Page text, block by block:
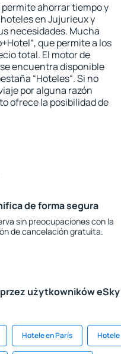
permite ahorrar tiempo y
en Jujurieux y
necesidades. Mucha
que permite a los
total. El motor de
encuentra disponible
“Hoteles“. Si no
por alguna razón
ofrece la posibilidad de
de forma segura
sin preocupaciones con la
de cancelación gratuita.
użytkowników eSky
Hotele en París Hotele